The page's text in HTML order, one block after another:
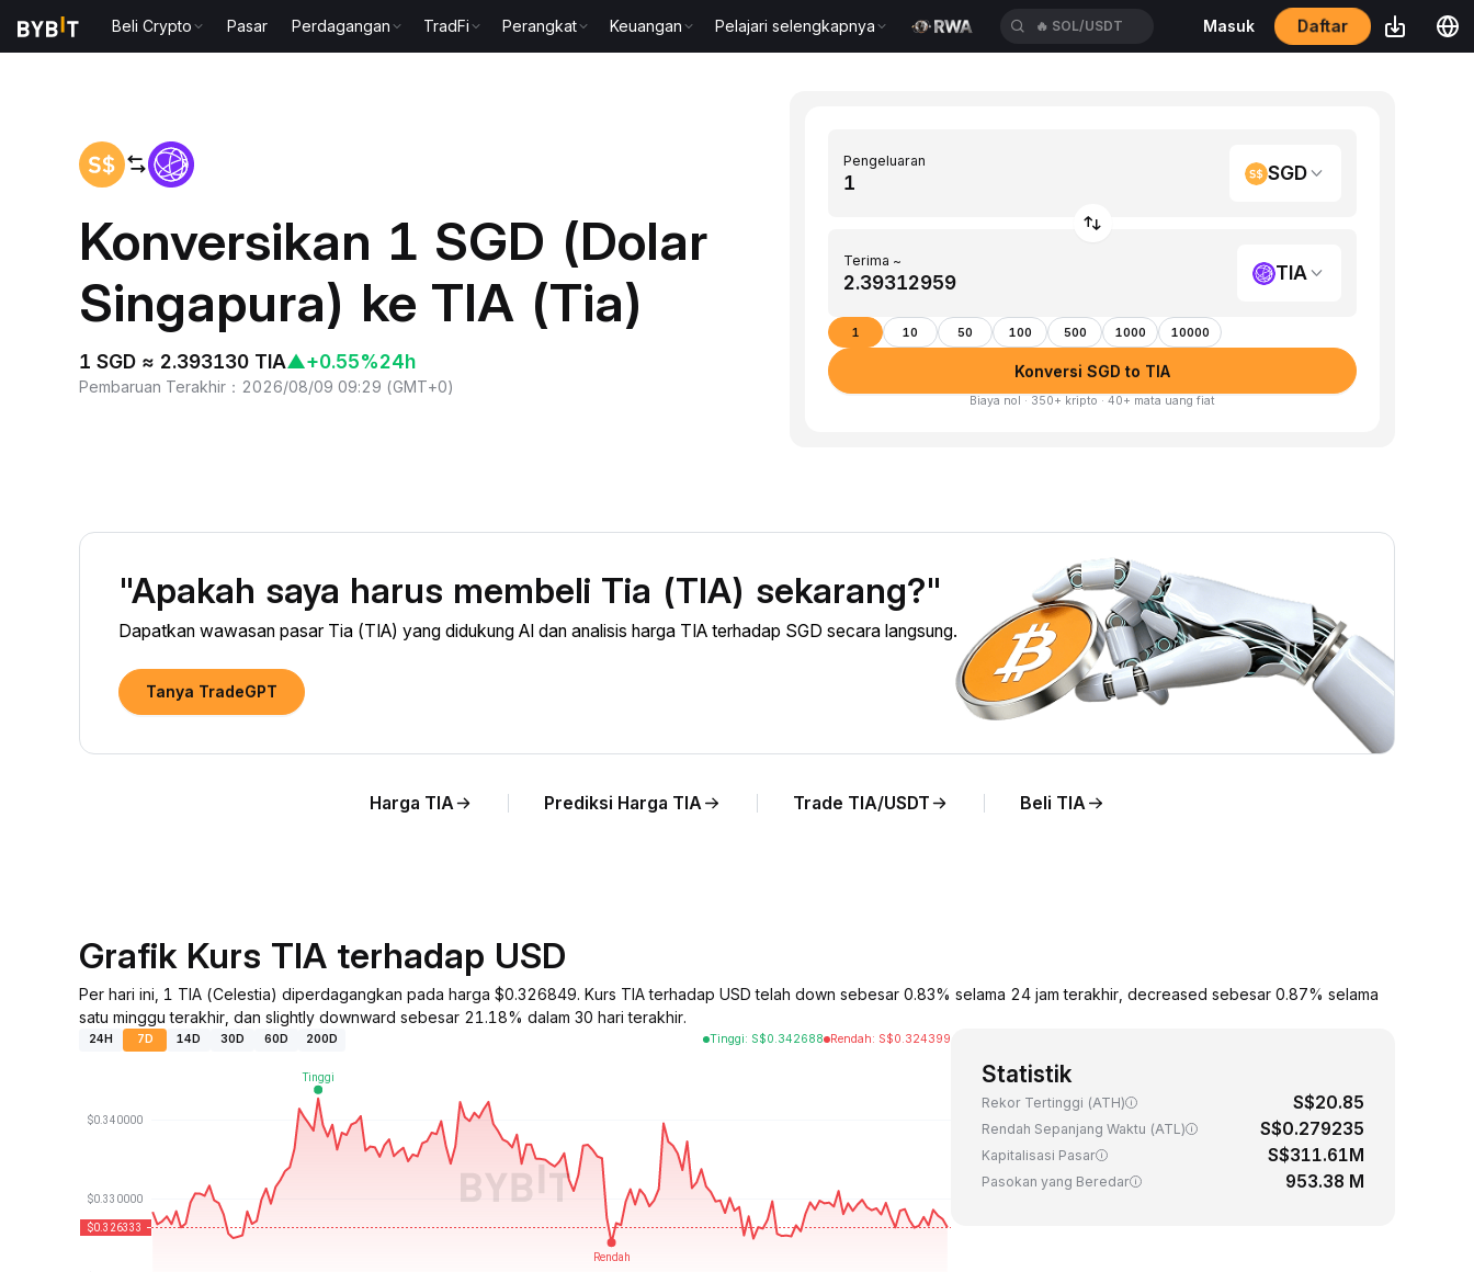
Beli Crypto Pasar Perdagangan TradFi Perangkat Keuangan Pelajari selengkapnya 🔥 SOL/USDT Masuk Daftar
Konversikan 1 SGD (Dolar
Singapura) ke TIA (Tia)
1 SGD ≈ 2.393130 TIA▲+0.55%24h
Pembaruan Terakhir ： 2026/08/09 09:29 (GMT+0)
Pengeluaran
SGD
Terima ~
TIA
1 10 50 100 500 1000 10000
Konversi SGD to TIA
Biaya nol · 350+ kripto · 40+ mata uang fiat
"Apakah saya harus membeli Tia (TIA) sekarang?"
Dapatkan wawasan pasar Tia (TIA) yang didukung AI dan analisis harga TIA terhadap SGD secara langsung.
Tanya TradeGPT
Harga TIA Prediksi Harga TIA Trade TIA/USDT Beli TIA
Grafik Kurs TIA terhadap USD
Per hari ini, 1 TIA (Celestia) diperdagangkan pada harga $0.326849. Kurs TIA terhadap USD telah down sebesar 0.83% selama 24 jam terakhir, decreased sebesar 0.87% selama
satu minggu terakhir, dan slightly downward sebesar 21.18% dalam 30 hari terakhir.
24H 7D 14D 30D 60D 200D Tinggi: S$0.342688 Rendah: S$0.324399
Statistik
Rekor Tertinggi (ATH) S$20.85
Rendah Sepanjang Waktu (ATL) S$0.279235
Kapitalisasi Pasar S$311.61M
Pasokan yang Beredar 953.38 M